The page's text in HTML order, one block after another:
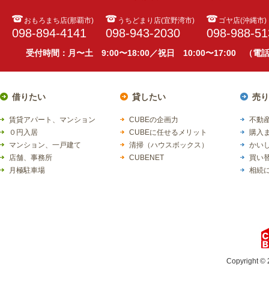
おもろまち店(那覇市)
098-894-4141
うちどまり店(宜野湾市)
098-943-2030
ゴヤ店(沖縄市)
098-988-
受付時間：月〜土 9:00〜18:00／祝日 10:00〜17:00 （電話
借りたい
賃貸アパート、マンション
０円入居
マンション、一戸建て
店舗、事務所
月極駐車場
貸したい
CUBEの企画力
CUBEに任せるメリット
清掃（ハウスボックス）
CUBENET
売
不動
購入
かい
買い
相続
Copyright ©